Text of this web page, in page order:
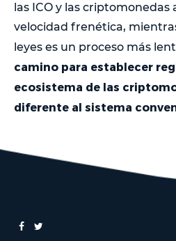
las ICO y las criptomonedas
velocidad frenética,
leyes es un proceso más
camino para establecer
ecosistema de las
diferente al sistema